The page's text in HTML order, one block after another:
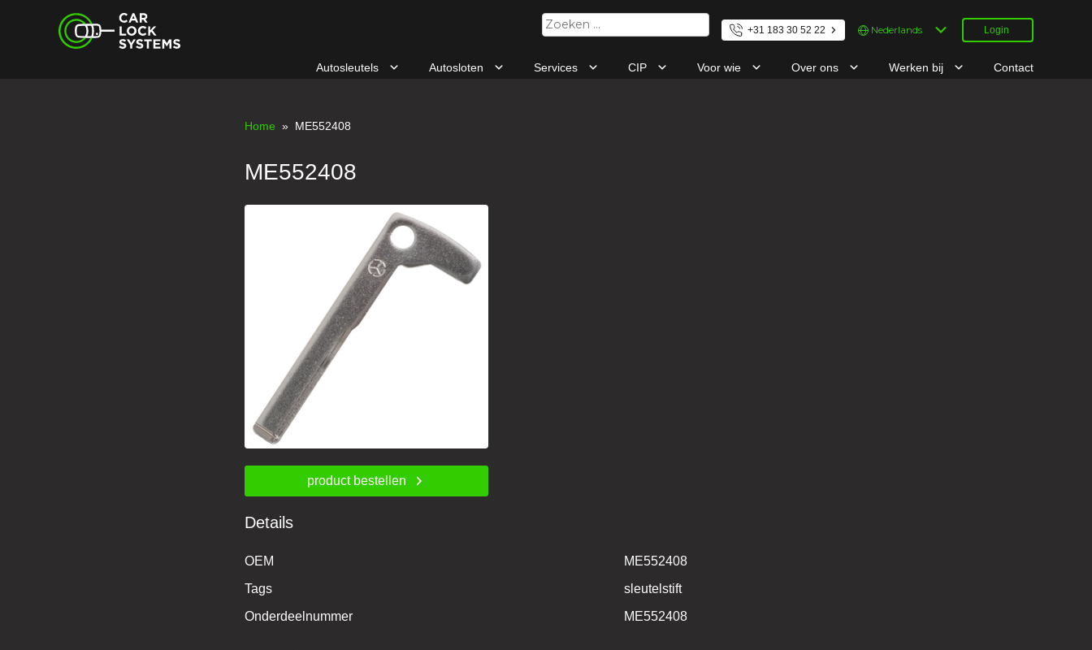
Car Lock Systems
Zoeken
naar:
+31 183 30 52 22
Kies
een
Login
Autosleutels Autosloten Services CIP Voor wie Over ons Werken bij Contact
Home » ME552408
ME552408
product bestellen
Details
OEM
ME552408
Tags
sleutelstift
Onderdeelnummer
ME552408